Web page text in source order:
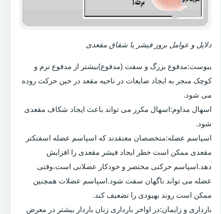
دلایل و عوامل بروز فیشر یا شقاق مقعدی
یبوست:مدفوع بزرگ و سفت (مدفوع)بیشتر از مدفوع نرم و
کوچک منجر به ایجاد ضایعات در ناحیه مقعد در حین حرکت روده
می شود.
اسهال مداوم:اسهال مکرر می تواند باعث ایجاد شکاف مقعدی
شود.
اسپاسم عضله:متخصصان معتقدند که اسپاسم عضله اسفنکتر
مقعدی ممکن است خطر ایجاد فیشر مقعدی را افزایش
دهد.اسپاسم حرکتی مختصر و خودکار عضلانی است،وقتی
عضله می تواند ناگهان سفت شود.اسپاسم عضلات همچنین
ممکن است روند بهبودی را تضعیف کند.
بارداری و زایمان:در اواخر بارداری زنان باردار بیشتر در معرض